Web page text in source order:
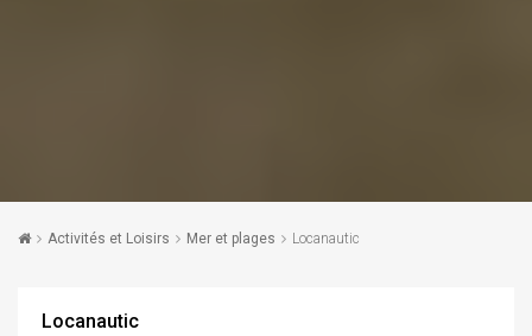
Activités et Loisirs Mer et plages Locanautic
Locanautic